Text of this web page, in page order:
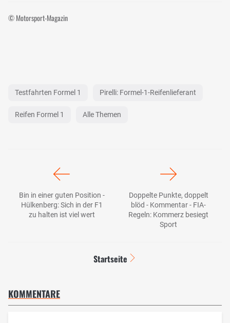
© Motorsport-Magazin
Testfahrten Formel 1 Pirelli: Formel-1-Reifenlieferant
Reifen Formel 1 Alle Themen
Bin in einer guten Position -
Hülkenberg: Sich in der F1
zu halten ist viel wert
Doppelte Punkte, doppelt
blöd - Kommentar - FIA-
Regeln: Kommerz besiegt
Sport
Startseite
KOMMENTARE